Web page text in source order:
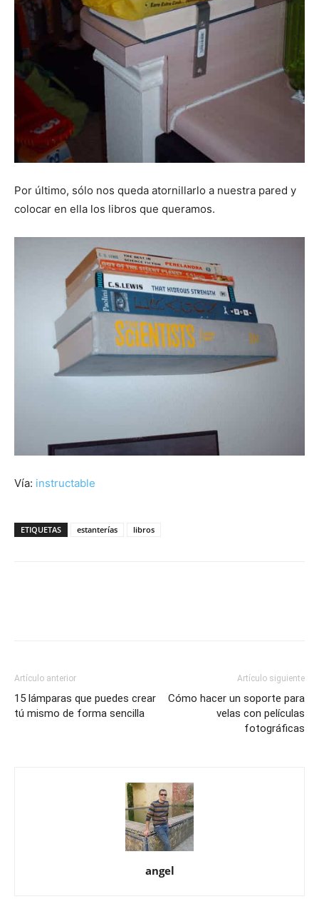
Por último, sólo nos queda atornillarlo a nuestra pared y
colocar en ella los libros que queramos.
Vía: instructable
ETIQUETAS estanterías libros
Artículo anterior
15 lámparas que puedes crear
tú mismo de forma sencilla
Artículo siguiente
Cómo hacer un soporte para
velas con películas
fotográficas
angel